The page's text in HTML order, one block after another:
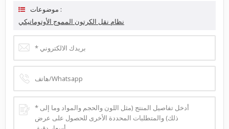
موضوعات :
نظام نقل الكرتون المموج الأوتوماتيكي